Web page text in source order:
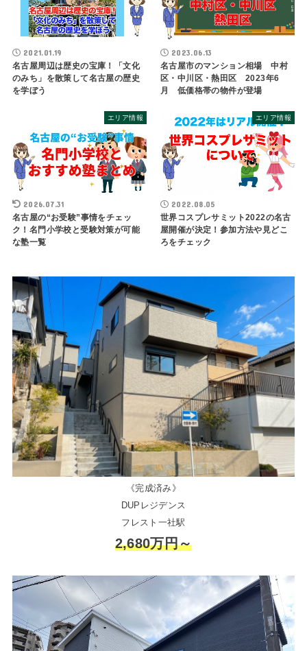
2021.01.19
名古屋周辺は歴史の宝庫！「文化
のみち」を散策して名古屋の歴史
を学ぼう
2023.06.13
名古屋市のマンション相場 中村
区・中川区・熱田区 2023年6
月 低価格帯の物件が登場
エリア情報
2026.07.31
名古屋の“お受験”事情をチェッ
ク！名門小学校と受験対策が可能
な塾一覧
エリア情報
2022.08.05
世界コスプレサミット2022の名古
屋開催が決定！参加方法や見どこ
ろをチェック
《完成済み》
DUPレジデンス
フレスト一社駅
2,680万円～